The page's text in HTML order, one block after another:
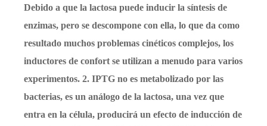
Debido a que la lactosa puede inducir la síntesis de
enzimas, pero se descompone con ella, lo que da como
resultado muchos problemas cinéticos complejos, los
inductores de confort se utilizan a menudo para varios
experimentos. 2. IPTG no es metabolizado por las
bacterias, es un análogo de la lactosa, una vez que
entra en la célula, producirá un efecto de inducción de